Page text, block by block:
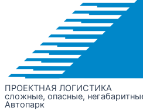
ПРОЕКТНАЯ ЛОГИСТИКА
сложные, опасные,
Автопарк